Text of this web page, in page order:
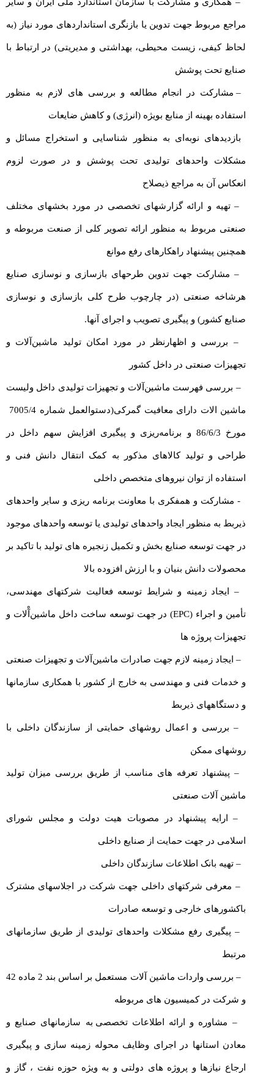
مراجع مربوط جهت تدوین یا بازنگری استانداردهای مورد نیاز (به
لحاظ کیفی، زیست محیطی، بهداشتی و مدیریتی) در ارتباط با
صنایع تحت پوشش
– مشارکت در انجام مطالعه و بررسی های لازم به منظور
استفاده بهینه از منابع بویژه (انرژی) و کاهش ضایعات
بازدیدهای نوبه‌ای به منظور شناسایی و استخراج مسائل و
مشکلات واحدهای تولیدی تحت پوشش و در صورت لزوم
انعکاس آن به مراجع ذیصلاح
– ‌‌تهیه و ارائه گزارشهای تخصصی در مورد بخشهای مختلف
صنعتی مربوط به منظور ارائه تصویر کلی از صنعت مربوطه و
همچنین پیشنهاد راهکارهای رفع موانع
– مشارکت جهت تدوین طرحهای بازسازی و نوسازی صنایع
هرشاخه صنعتی (در چارچوب طرح کلی بازسازی و نوسازی
صنایع کشور) و پیگیری تصویب و اجرای آنها.
– بررسی و اظهارنظر در مورد امکان تولید ماشین‌آلات و
تجهیزات صنعتی در داخل کشور
– بررسی فهرست ماشین‌آلات و تجهیزات تولیدی داخل ولیست
مورخ 86/6/3 و برنامه‌ریزی و پیگیری افزایش سهم داخل در
طراحی و تولید کالاهای مذکور به کمک انتقال دانش فنی و
استفاده از توان نیروهای متخصص داخلی
-‌‌ مشارکت و همفکری با معاونت برنامه ریزی و سایر واحدهای
ذیربط به منظور ایجاد واحدهای تولیدی یا توسعه واحدهای موجود
در جهت توسعه صنایع بخش و تکمیل زنجیره های تولید با تاکید بر
محصولات دانش بنیان و با ارزش افزوده بالا
– ایجاد زمینه و شرایط توسعه فعالیت شرکتهای مهندسی،
تأمین و اجراء (EPC)در جهت توسعه ساخت داخل ماشین‌آْلات و
تجهیزات پروژه ها
– ایجاد زمینه لازم جهت صادرات ماشین‌آلات و تجهیزات صنعتی
و خدمات فنی و مهندسی به خارج از کشور با همکاری سازمانها
و دستگاههای ذیربط
– بررسی و اعمال روشهای حمایتی از سازندگان داخلی با
روشهای ممکن
– پیشنهاد تعرفه های مناسب از طریق بررسی میزان تولید
ماشین آلات صنعتی
– ارایه پیشنهاد در مصوبات هیت دولت و مجلس شورای
اسلامی در جهت حمایت از صنایع داخلی
– تهیه بانک اطلاعات سازندگان داخلی
– معرفی شرکتهای داخلی جهت شرکت در اجلاسهای مشترک
باکشورهای خارجی و توسعه صادرات
– پیگیری رفع مشکلات واحدهای تولیدی از طریق سازمانهای
مرتبط
– بررسی واردات ماشین آلات مستعمل بر اساس بند 2 ماده 42
و شرکت در کمیسیون های مربوطه
– مشاوره و ارائه اطلاعات تخصصی به سازمانهای صنایع و
معادن استانها در اجرای وظایف محوله زمینه سازی و پیگیری
ارجاع نیازها و پروژه های دولتی و به ویژه حوزه نفت ، گاز و